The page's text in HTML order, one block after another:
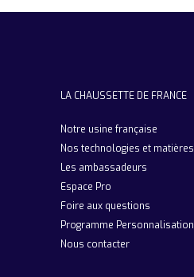
LA CHAUSSETTE DE FRANCE
Notre usine française
Nos technologies et matières
Les ambassadeurs
Espace Pro
Foire aux questions
Programme Personnalisation
Nous contacter